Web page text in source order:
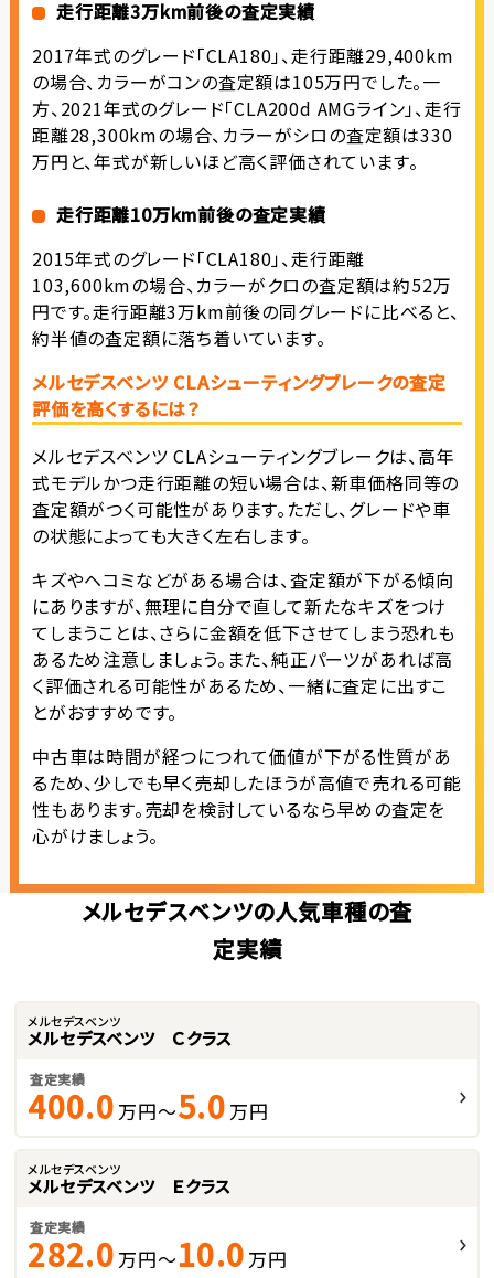
走行距離3万km前後の査定実績
2017年式のグレード「CLA180」、走行距離29,400km
の場合、カラーがコンの査定額は105万円でした。一
方、2021年式のグレード「CLA200d AMGライン」、走行
距離28,300kmの場合、カラーがシロの査定額は330
万円と、年式が新しいほど高く評価されています。
走行距離10万km前後の査定実績
2015年式のグレード「CLA180」、走行距離
103,600kmの場合、カラーがクロの査定額は約52万
円です。走行距離3万km前後の同グレードに比べると、
約半値の査定額に落ち着いています。
メルセデスベンツ CLAシューティングブレークの査定
評価を高くするには？
メルセデスベンツ CLAシューティングブレークは、高年
式モデルかつ走行距離の短い場合は、新車価格同等の
査定額がつく可能性があります。ただし、グレードや車
の状態によっても大きく左右します。
キズやヘコミなどがある場合は、査定額が下がる傾向
にありますが、無理に自分で直して新たなキズをつけ
てしまうことは、さらに金額を低下させてしまう恐れも
あるため注意しましょう。また、純正パーツがあれば高
く評価される可能性があるため、一緒に査定に出すこ
とがおすすめです。
中古車は時間が経つにつれて価値が下がる性質があ
るため、少しでも早く売却したほうが高値で売れる可能
性もあります。売却を検討しているなら早めの査定を
心がけましょう。
メルセデスベンツの人気車種の査
定実績
メルセデスベンツ
メルセデスベンツ Ｃクラス
査定実績
400.0 万円～5.0 万円
メルセデスベンツ
メルセデスベンツ Ｅクラス
査定実績
282.0 万円～10.0 万円